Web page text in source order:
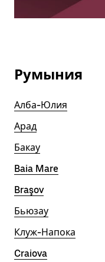
Румыния
Алба-Юлия
Арад
Бакау
Baia Mare
Braşov
Бьюзау
Клуж-Напока
Craiova